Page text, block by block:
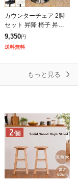
カウンターチェア 2脚
セット 昇降 椅子 昇降
式 いす 背もたれ付き
高さ調整 カウンターチ
ェアー バーチェア キッ
9,350円
送料無料
もっと見る